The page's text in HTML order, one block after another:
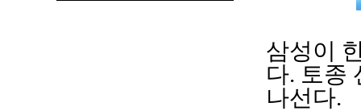
삼성이
다. 토종
나선다.